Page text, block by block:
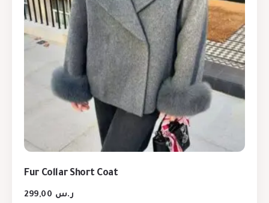
Fur Collar Short Coat
ر.س